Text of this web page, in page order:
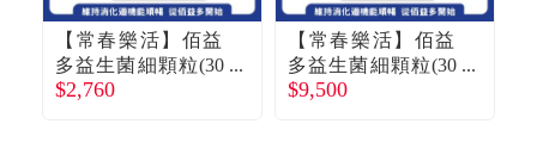
【常春樂活】佰益
多益生菌細顆粒(30
包/盒*3)廠商直送
$2,760
【常春樂活】佰益
多益生菌細顆粒(30
包/盒*12)廠商直送
$9,500